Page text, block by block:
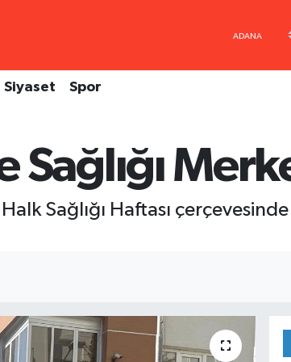
Siyaset Spor
Sağlığı
Sağlığı Haftası